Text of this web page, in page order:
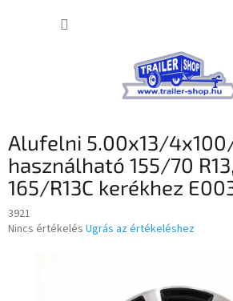
Alufelni 5.00x13/
használható 155/70 R13,
165/R13C kerékhez
3921
A
Nincs értékelés Ugrás az értékeléshez